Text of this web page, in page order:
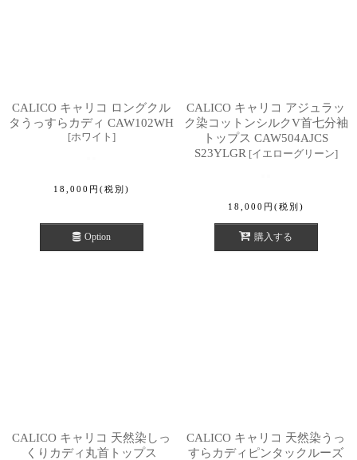
CALICO キャリコ ロングクル
タうっすらカディ CAW102WH
[ホワイト ]
18,000 円 (税別)
Option
CALICO キャリコ アジュラッ
ク染コットンシルクV首七分袖
トップス CAW504AJCS
S23YLGR [イエローグリーン]
18,000 円 (税別)
購入する
CALICO キャリコ 天然染しっ
くりカディ丸首トップス
CALICO キャリコ 天然染うっ
すらカディピンタックルーズ